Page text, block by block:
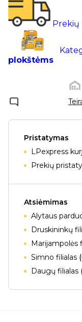
Prekių
plokštėms
Pristatymas
LPexpress
Prekių
Atsiėmimas
Alytaus
Druskininkų
Marijampolės
Simno filialas
Daugų filialas